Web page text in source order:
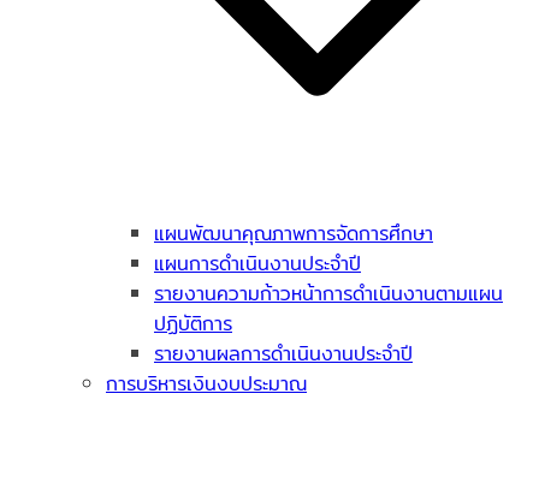
แผนพัฒนาคุณภาพการจัดการศึกษา
แผนการดำเนินงานประจำปี
รายงานความก้าวหน้าการดำเนินงานตามแผน
ปฏิบัติการ
รายงานผลการดำเนินงานประจำปี
การบริหารเงินงบประมาณ